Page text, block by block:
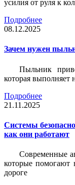
усилия от руля к
Подробнее
08.12.2025
Зачем нужен
Пыльник
которая выполняет
Подробнее
21.11.2025
Системы
как они работают
Современные
которые помогают
дороге